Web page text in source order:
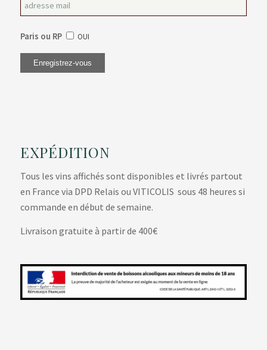
Paris ou RP OUI
EXPÉDITION
Tous les vins affichés sont disponibles et livrés partout
en France via DPD Relais ou VITICOLIS sous 48 heures si
commande en début de semaine.
Livraison gratuite à partir de 400€